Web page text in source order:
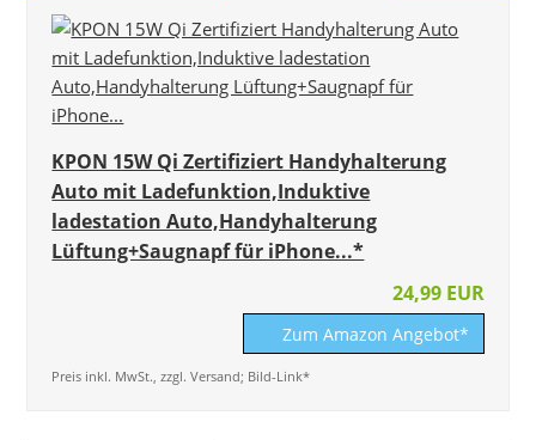
KPON 15W Qi Zertifiziert Handyhalterung
Auto mit Ladefunktion,Induktive
ladestation Auto,Handyhalterung
Lüftung+Saugnapf für iPhone...*
24,99 EUR
Zum Amazon Angebot*
Preis inkl. MwSt., zzgl. Versand; Bild-Link*